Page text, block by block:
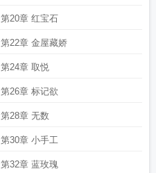
第20章 红宝石
第22章 金屋藏娇
第24章 取悦
第26章 标记欲
第28章 无数
第30章 小手工
第32章 蓝玫瑰